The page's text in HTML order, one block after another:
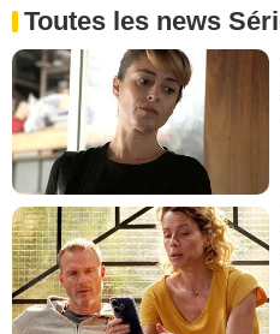
Toutes les news